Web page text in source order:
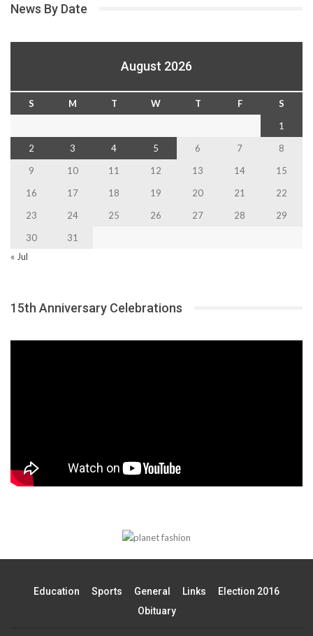
News By Date
August 2026
S M T W T F
S
1
2
3 4 5 6 7
8
9
10 11 12 13 14
15
16
17 18 19 20 21
22
23
24 25 26 27 28
29
30
31
« Jul
15th Anniversary Celebrations
Education Sports General Links
Election 2016
Obituary